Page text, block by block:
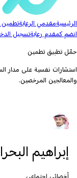
الرئيسيةمقدمي الرعايةتطمين
انضم كمقدم رعايةتسجيل
حمّل تطبيق تطمين
والمعالجين المرخصين.
إبراهيم
أخصائي اجتماعي